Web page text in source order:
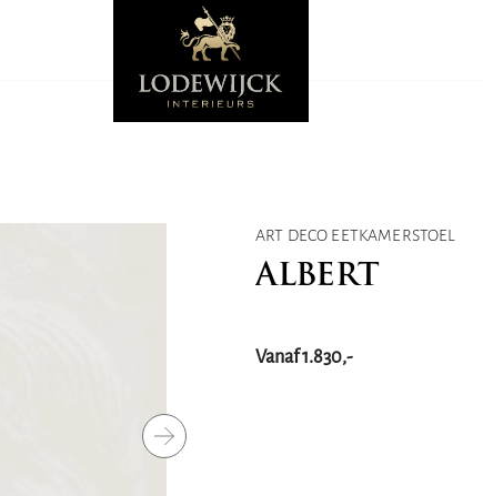
ART DECO EETKAMERSTOEL
ALBERT
Vanaf 1.830,-